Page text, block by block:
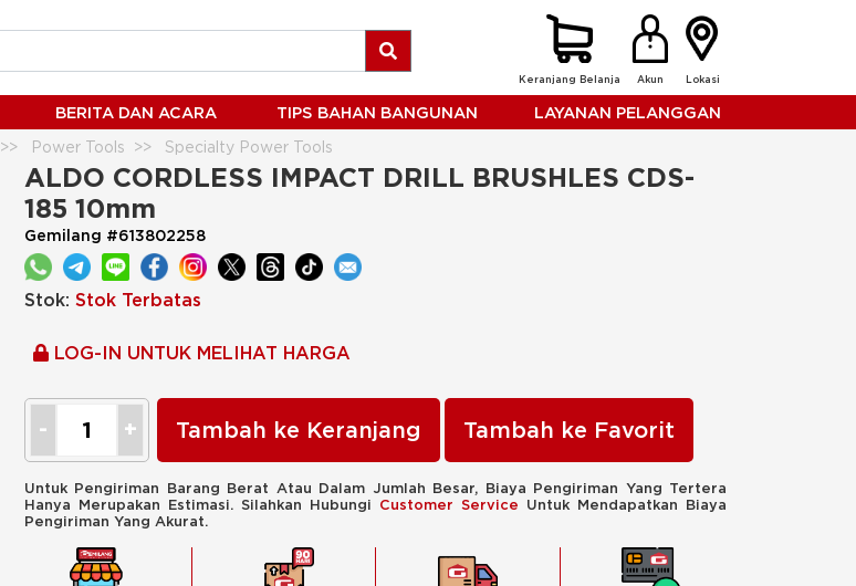
Keranjang Belanja Akun Lokasi
BERITA DAN ACARA TIPS BAHAN BANGUNAN LAYANAN PELANGGAN
Power Tools
Specialty Power Tools
ALDO CORDLESS IMPACT DRILL BRUSHLES CDS-
185 10mm
Gemilang #613802258
Stok: Stok Terbatas
LOG-IN UNTUK MELIHAT HARGA
Tambah ke Keranjang Tambah ke Favorit
Untuk Pengiriman Barang Berat Atau Dalam Jumlah Besar, Biaya Pengiriman Yang Tertera
Hanya Merupakan Estimasi. Silahkan Hubungi Customer Service Untuk Mendapatkan Biaya
Pengiriman Yang Akurat.